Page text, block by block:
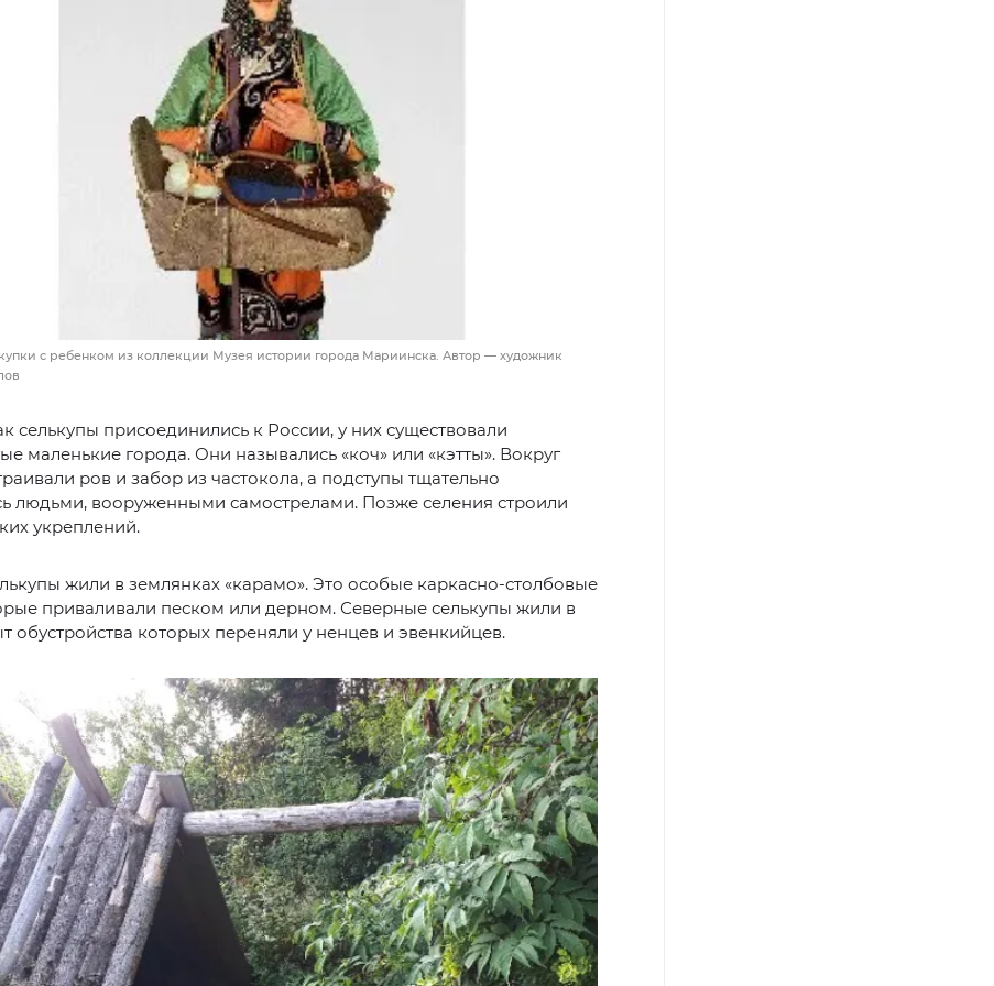
с ребенком из коллекции Музея истории города Мариинска. Автор — художник
селькупы присоединились к России, у них существовали
маленькие города. Они назывались «коч» или «кэтты». Вокруг
ров и забор из частокола, а подступы тщательно
людьми, вооруженными самострелами. Позже селения строили
укреплений.
жили в землянках «карамо». Это особые каркасно-столбовые
приваливали песком или дерном. Северные селькупы жили в
обустройства которых переняли у ненцев и эвенкийцев.